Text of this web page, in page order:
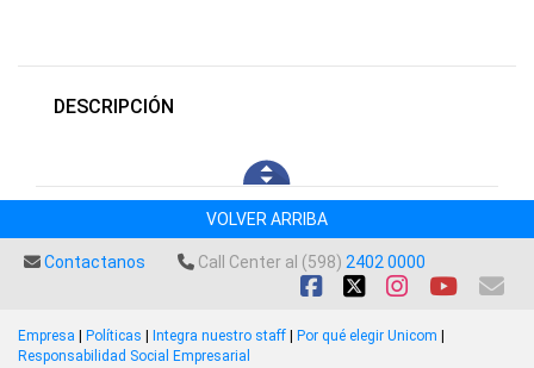
DESCRIPCIÓN
VOLVER ARRIBA
Contactanos Call Center al (598) 2402 0000
Empresa | Políticas | Integra nuestro staff | Por qué elegir Unicom |
Responsabilidad Social Empresarial